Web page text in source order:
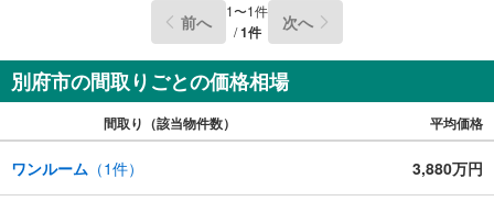
前へ 1〜1件
/1件 次へ
別府市の間取りごとの価格相場
間取り（該当物件数） 平均価格
ワンルーム （1件） 3,880万円